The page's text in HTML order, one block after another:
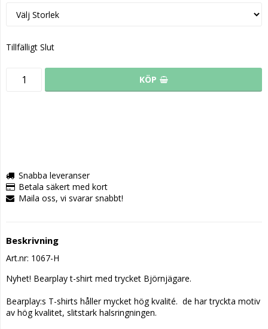
Tillfälligt Slut
KÖP
Snabba leveranser
Betala säkert med kort
Maila oss, vi svarar snabbt!
Beskrivning
Art.nr: 1067-H
Nyhet! Bearplay t-shirt med trycket Björnjägare.
Bearplay:s T-shirts håller mycket hög kvalité.  de har tryckta motiv
av hög kvalitet, slitstark halsringningen.